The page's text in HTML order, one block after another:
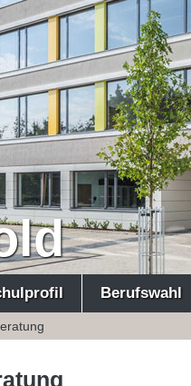
Berufswahl